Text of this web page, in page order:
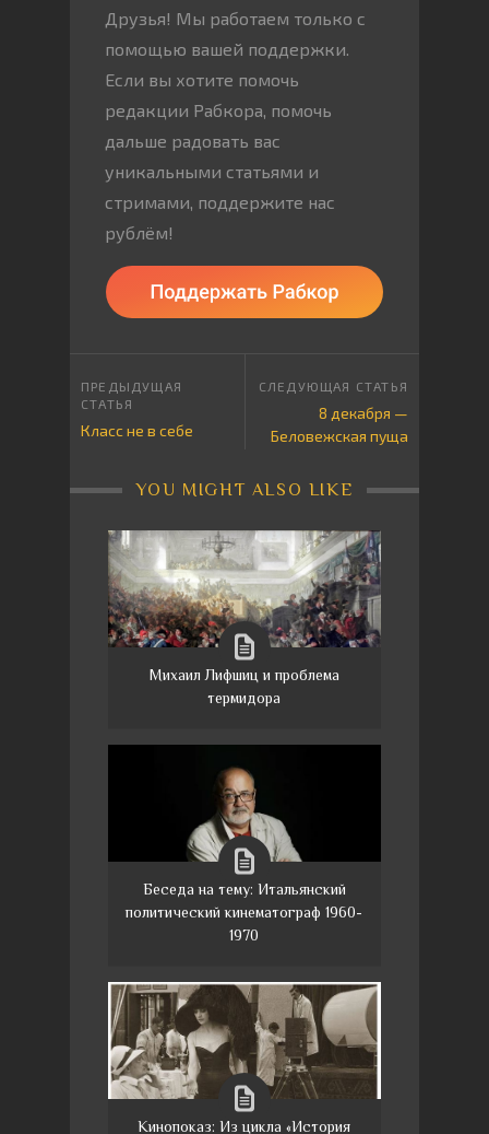
Друзья! Мы работаем только с
помощью вашей поддержки.
Если вы хотите помочь
редакции Рабкора, помочь
дальше радовать вас
уникальными статьями и
стримами, поддержите нас
рублём!
Класс не в себе
8 декабря —
Беловежская пуща
YOU MIGHT ALSO LIKE
Михаил Лифшиц и проблема
термидора
Беседа на тему: Итальянский
политический кинематограф 1960-
1970
Кинопоказ: Из цикла «История